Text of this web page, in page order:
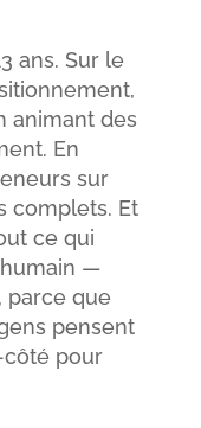
ans. Sur le
animant des
En
sur
complets. Et
ce qui
—
parce que
pensent
côté pour